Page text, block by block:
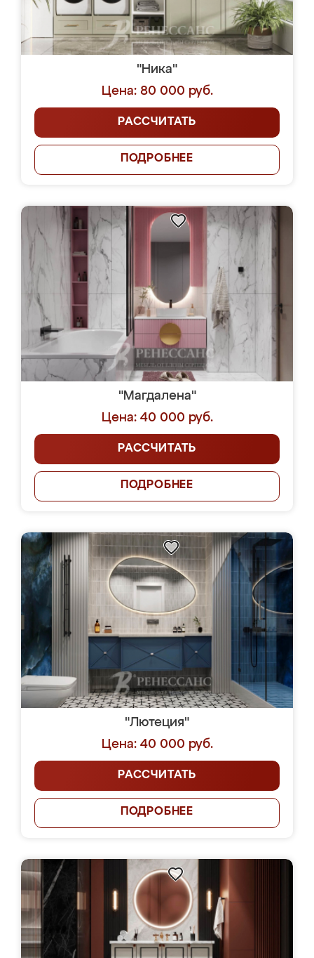
"Ника"
Цена: 80 000 руб.
РАССЧИТАТЬ
ПОДРОБНЕЕ
"Магдалена"
Цена: 40 000 руб.
РАССЧИТАТЬ
ПОДРОБНЕЕ
"Лютеция"
Цена: 40 000 руб.
РАССЧИТАТЬ
ПОДРОБНЕЕ